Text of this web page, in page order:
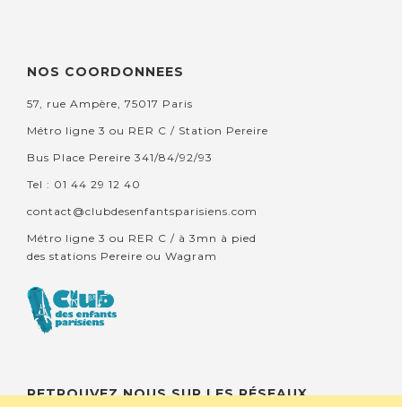
NOS COORDONNEES
57, rue Ampère, 75017 Paris
Métro ligne 3 ou RER C / Station Pereire
Bus Place Pereire 341/84/92/93
Tel : 01 44 29 12 40
contact@clubdesenfantsparisiens.com
Métro ligne 3 ou RER C / à 3mn à pied
des stations Pereire ou Wagram
RETROUVEZ NOUS SUR LES RÉSEAUX